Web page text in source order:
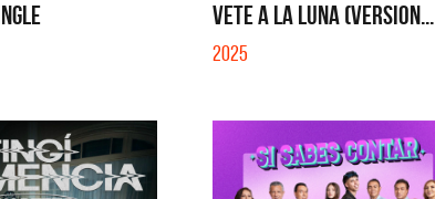
VETE A LA LUNA (VERSION...
2025